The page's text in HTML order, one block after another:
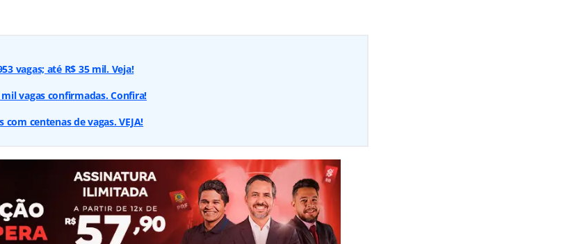
vagas; até R$ 35 mil. Veja!
vagas confirmadas. Confira!
centenas de vagas. VEJA!